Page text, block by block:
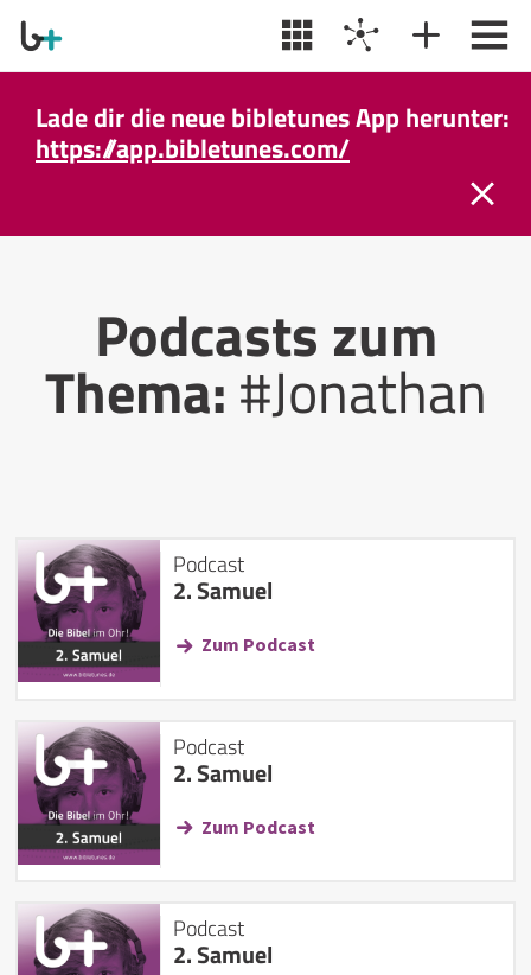
Lade dir die neue bibletunes App herunter:
https://app.bibletunes.com/
Podcasts zum
Thema:#Jonathan
Podcast
2. Samuel
Zum Podcast
Podcast
2. Samuel
Zum Podcast
Podcast
2. Samuel